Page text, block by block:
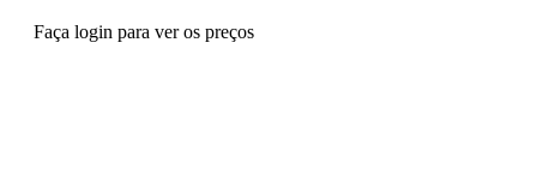
Faça login para ver os preços